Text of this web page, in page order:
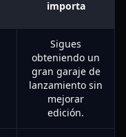
importa
Sigues
obteniendo un
gran garaje de
lanzamiento sin
mejorar
edición.